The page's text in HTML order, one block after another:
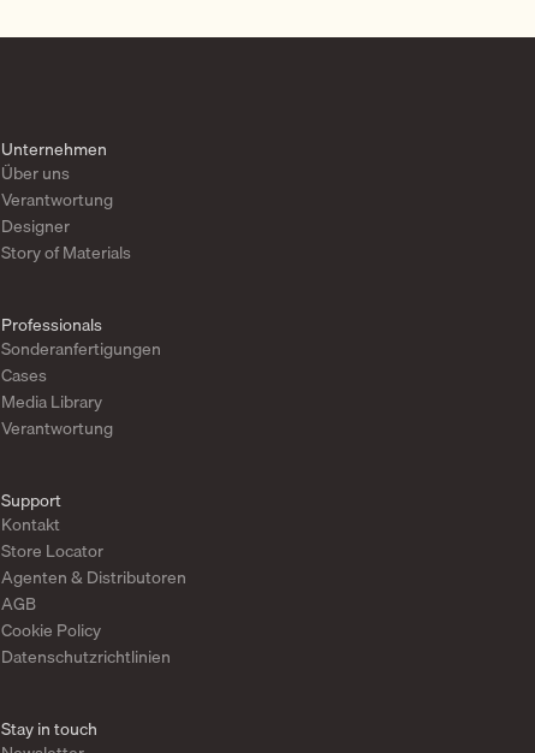
Unternehmen
Über uns
Verantwortung
Designer
Story of Materials
Professionals
Sonderanfertigungen
Cases
Media Library
Verantwortung
Support
Kontakt
Store Locator
Agenten & Distributoren
AGB
Cookie Policy
Datenschutzrichtlinien
Stay in touch